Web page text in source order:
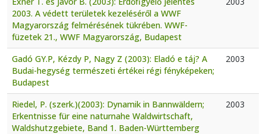
2003. A védett területek kezeléséről a WWF
Magyarország felmérésének tükrében. WWF-
füzetek 21., WWF Magyarország, Budapest
Gadó GY.P, Kézdy P, Nagy Z (2003): Eladó e táj? A
Budai-hegység természeti értékei régi fényképeken;
Budapest
2003
Riedel, P. (szerk.)(2003): Dynamik in Bannwäldern;
Erkentnisse für eine naturnahe Waldwirtschaft,
Waldshutzgebiete, Band 1. Baden-Württemberg
2003